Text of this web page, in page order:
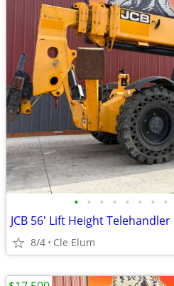
• • • • • • • •
JCB 56' Lift Height Telehandler
8/4 Cle Elum